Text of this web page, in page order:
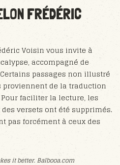
FRÉDÉRIC
Voisin vous invite à
accompagné de
passages non illustré
proviennent de la traduction
faciliter la lecture, les
versets ont été supprimés.
pas forcément à ceux des
it better. Balbooa.com